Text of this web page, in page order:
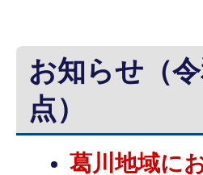
お知らせ（
点）
葛川地域に